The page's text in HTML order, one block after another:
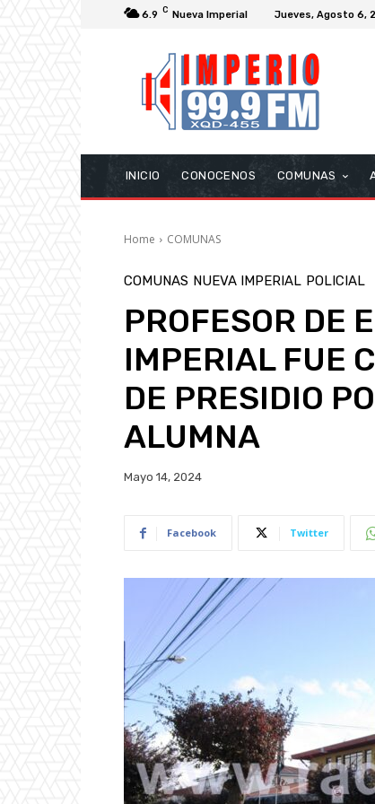
6.9 C Nueva Imperial Jueves, Agosto 6,
INICIO CONOCENOS COMUNAS
Home COMUNAS
COMUNAS NUEVA IMPERIAL POLICIAL
PROFESOR DE
IMPERIAL FUE
DE PRESIDIO
ALUMNA
Mayo 14, 2024
Facebook Twitter